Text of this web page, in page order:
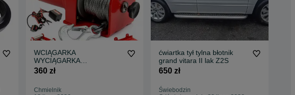
WCIĄGARKA
WYCIĄGARKA
Akumulatorowa 12V
360 zł
Chmielnik
ćwiartka tył tylna błotnik
grand vitara II lak Z2S
650 zł
Świebodzin